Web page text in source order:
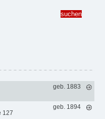
geb. 1883
127
geb. 1894